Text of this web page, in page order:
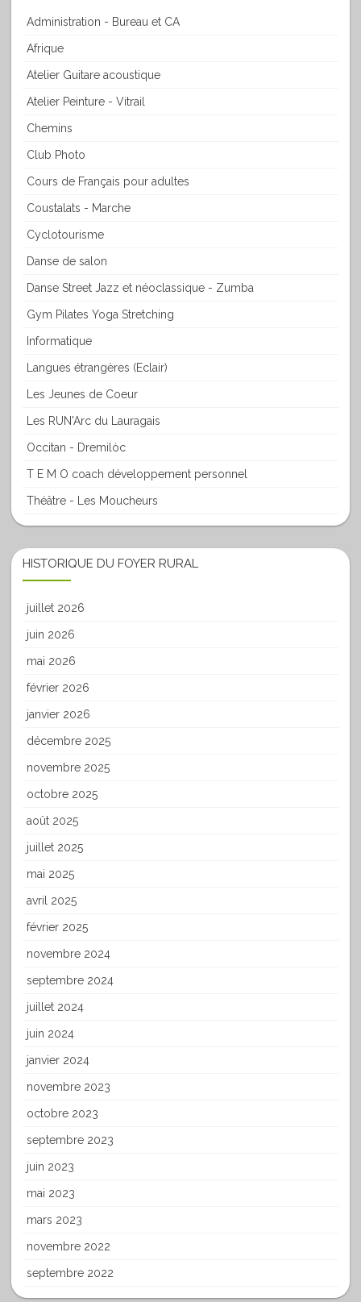
Administration - Bureau et CA
Afrique
Atelier Guitare acoustique
Atelier Peinture - Vitrail
Chemins
Club Photo
Cours de Français pour adultes
Coustalats - Marche
Cyclotourisme
Danse de salon
Danse Street Jazz et néoclassique - Zumba
Gym Pilates Yoga Stretching
Informatique
Langues étrangères (Eclair)
Les Jeunes de Coeur
Les RUN'Arc du Lauragais
Occitan - Dremilòc
T E M O coach développement personnel
Théâtre - Les Moucheurs
HISTORIQUE DU FOYER RURAL
juillet 2026
juin 2026
mai 2026
février 2026
janvier 2026
décembre 2025
novembre 2025
octobre 2025
août 2025
juillet 2025
mai 2025
avril 2025
février 2025
novembre 2024
septembre 2024
juillet 2024
juin 2024
janvier 2024
novembre 2023
octobre 2023
septembre 2023
juin 2023
mai 2023
mars 2023
novembre 2022
septembre 2022